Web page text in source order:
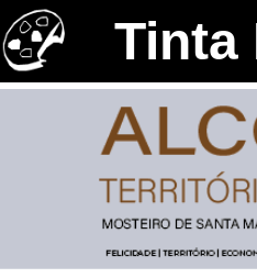
Tinta